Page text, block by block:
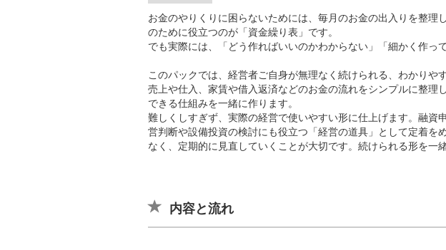
お金のやりくりに困らないためには、毎月のお金の出入りを整理
のために役立つのが「資金繰り表」です。
でも実際には、「どう作ればいいのかわからない」「細かく作っ
このパックでは、経営者ご自身が無理なく続けられる、わかりや
売上や仕入、家賃や借入返済などのお金の流れをシンプルに整理
できる仕組みを一緒に作ります。
難しくしすぎず、実際の経営で使いやすい形に仕上げます。融資
営判断や設備投資の検討にも役立つ「経営の道具」として定着を
なく、定期的に見直していくことが大切です。続けられる形を一
内容と流れ